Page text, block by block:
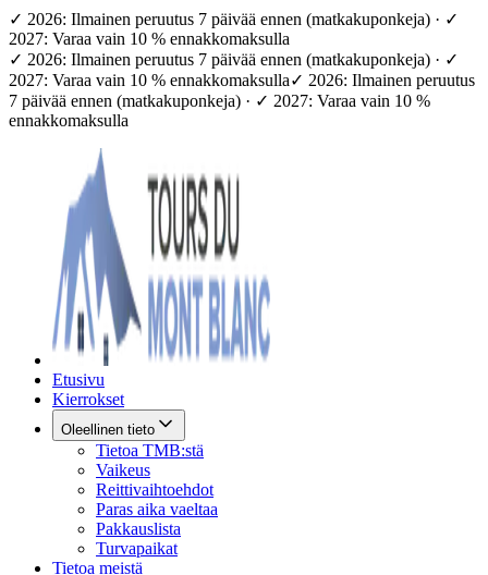
✓ 2026: Ilmainen peruutus 7 päivää ennen (matkakuponkeja) · ✓
2027: Varaa vain 10 % ennakkomaksulla
✓ 2026: Ilmainen peruutus 7 päivää ennen (matkakuponkeja) · ✓
2027: Varaa vain 10 % ennakkomaksulla✓ 2026: Ilmainen peruutus
7 päivää ennen (matkakuponkeja) · ✓ 2027: Varaa vain 10 %
ennakkomaksulla
Etusivu
Kierrokset
Oleellinen tieto
Tietoa TMB:stä
Vaikeus
Reittivaihtoehdot
Paras aika vaeltaa
Pakkauslista
Turvapaikat
Tietoa meistä